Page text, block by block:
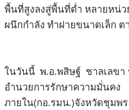
พื้นที่สูงลงสู่พื้นที่ต่ำ หลายหน่ว
ผนึกกำลัง ทำฝายขนาดเล็ก
ในวันนี้ พ.อ.พสิษฐ์ ชาลเลขา
อำนวยการรักษาความมั่นคง
ภายใน(กอ.รมน.)จังหวัดชุมพ